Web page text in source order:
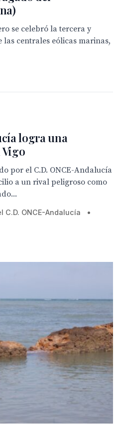
se celebró la tercera y
centrales eólicas marinas,
logra una
por el C.D. ONCE-Andalucía
a un rival peligroso como
C.D. ONCE-Andalucía
•